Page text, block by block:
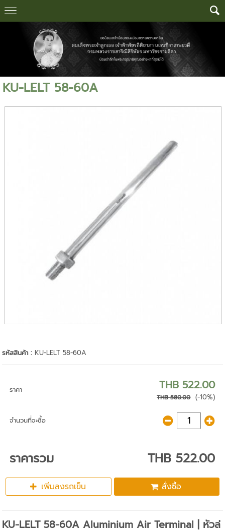
KU-LELT 58-60A
รหัสสินค้า :KU-LELT 58-60A
ราคา THB 522.00
THB 580.00 (-10%)
จำนวนที่จะซื้อ
ราคารวม THB 522.00
เพิ่มลงรถเข็น สั่งซื้อ
KU-LELT 58-60A Aluminium Air Terminal | หัวล่